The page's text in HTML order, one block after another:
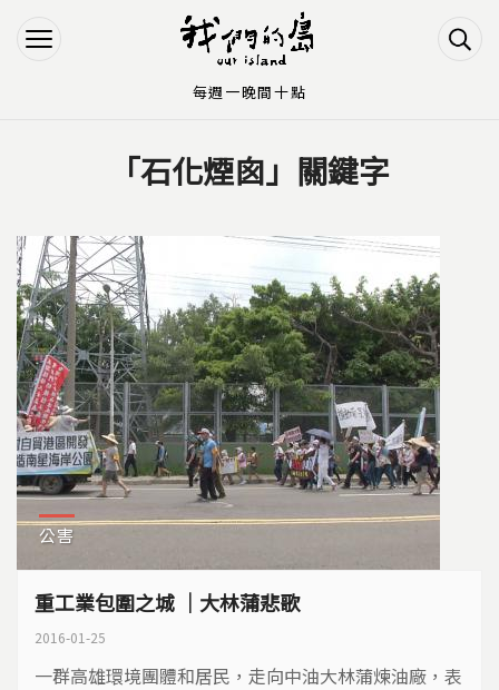
Jump to Navigation
Jump to Main content
「石化煙囪」關鍵字
公害
重工業包圍之城 ｜大林蒲悲歌
2016-01-25
一群高雄環境團體和居民，走向中油大林蒲煉油廠，表
每週一晚間十點